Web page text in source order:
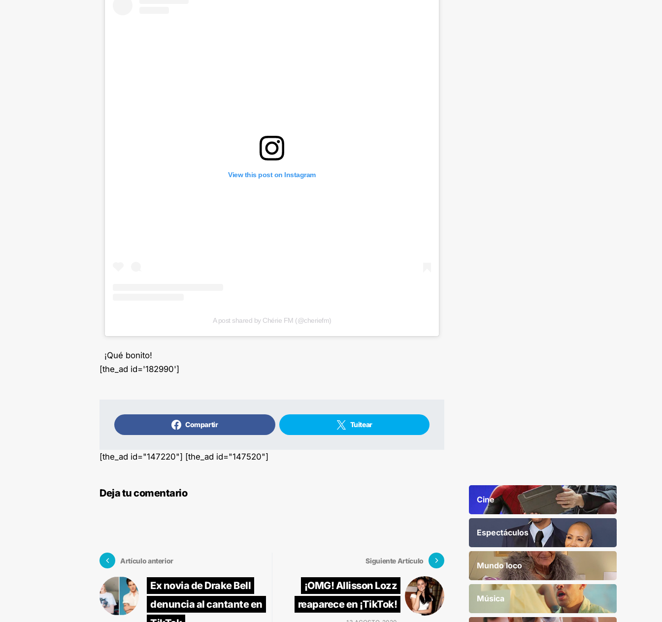
View this post on Instagram
A post shared by Chérie FM (@cheriefm)
¡Qué bonito!
[the_ad id='182990']
Compartir Tuitear
[the_ad id="147220"] [the_ad id="147520"]
Deja tu comentario
Artículo anterior
Ex novia de Drake Bell
denuncia al cantante en
Siguiente Artículo
¡OMG! Allisson Lozz
reaparece en ¡TikTok!
Cine
Espectáculos
Mundo loco
Música